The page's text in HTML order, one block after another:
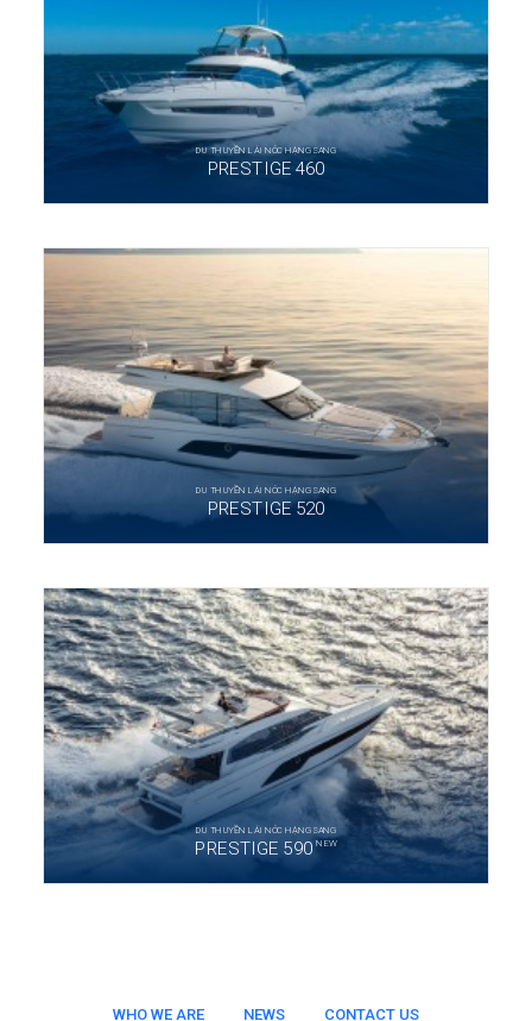
DU THUYỀN LÁI NÓC HẠNG SANG
PRESTIGE 460
DU THUYỀN LÁI NÓC HẠNG SANG
PRESTIGE 520
DU THUYỀN LÁI NÓC HẠNG SANG
PRESTIGE 590NEW
WHO WE ARE NEWS CONTACT US